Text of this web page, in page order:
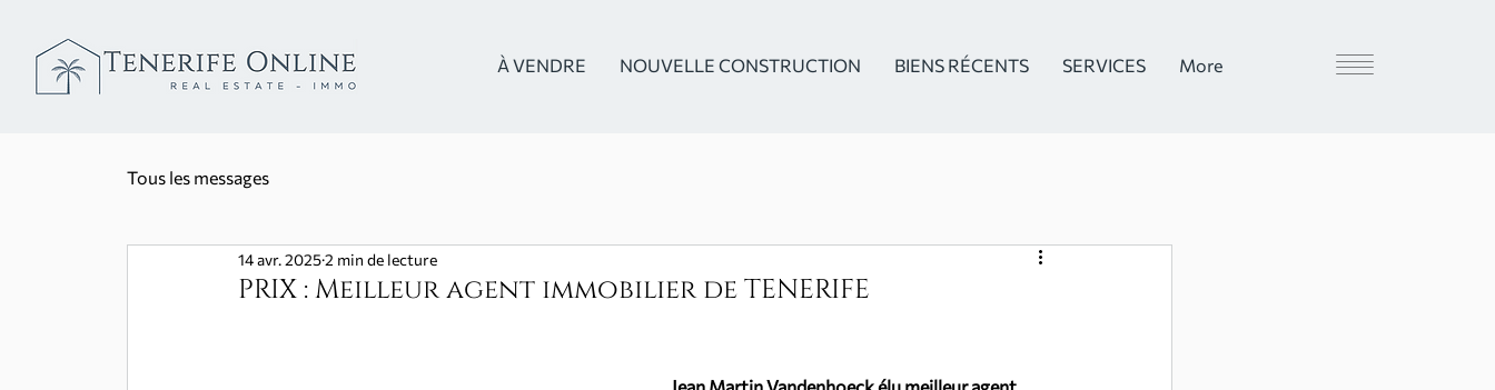
À VENDRE NOUVELLE CONSTRUCTION BIENS RÉCENTS SERVICES More
Tous les messages
PRIX : Meilleur agent immobilier de TENERIFE
14 avr. 20252 min de lecture